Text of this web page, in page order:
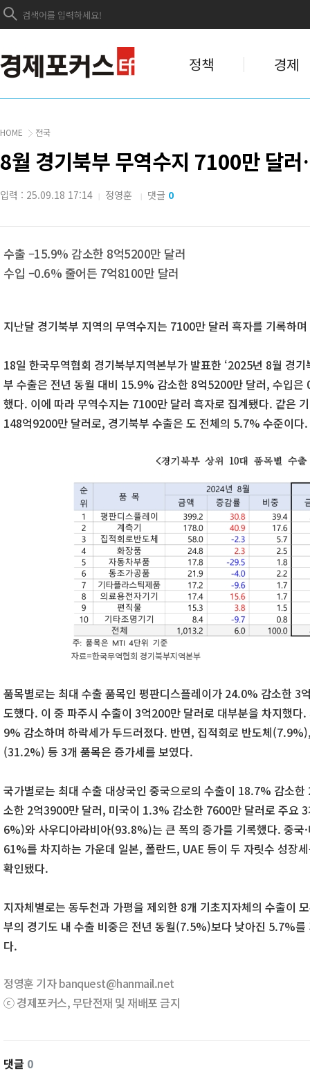
정책 경제
HOME 전국
8월 경기북부 무역수지 7100만 달
입력 : 25.09.18 17:14 | 정영훈 | 댓글 0
수출 –15.9% 감소한 8억5200만 달러
수입 –0.6% 줄어든 7억8100만 달러
지난달 경기북부 지역의 무역수지는 7100만 달러 흑자를 기록하
18일 한국무역협회 경기북부지역본부가 발표한 ‘2025년 8월 경
부 수출은 전년 동월 대비 15.9% 감소한 8억5200만 달러, 수입
했다. 이에 따라 무역수지는 7100만 달러 흑자로 집계됐다. 같은
148억9200만 달러로, 경기북부 수출은 도 전체의 5.7% 수준이다.
자료=한국무역협회 경기북부지역본부
품목별로는 최대 수출 품목인 평판디스플레이가 24.0% 감소한 3
도했다. 이 중 파주시 수출이 3억200만 달러로 대부분을 차지했
9% 감소하며 하락세가 두드러졌다. 반면, 집적회로 반도체
(31.2%) 등 3개 품목은 증가세를 보였다.
국가별로는 최대 수출 대상국인 중국으로의 수출이 18.7% 감소
소한 2억3900만 달러, 미국이 1.3% 감소한 7600만 달러로 주요
6%)와 사우디아라비아(93.8%)는 큰 폭의 증가를 기록했다. 중국
61%를 차지하는 가운데 일본, 폴란드, UAE 등이 두 자릿수 성장
확인됐다.
지자체별로는 동두천과 가평을 제외한 8개 기초지자체의 수출이
부의 경기도 내 수출 비중은 전년 동월(7.5%)보다 낮아진 5.7%
다.
정영훈 기자 banquest@hanmail.net
ⓒ 경제포커스, 무단전재 및 재배포 금지
댓글 0